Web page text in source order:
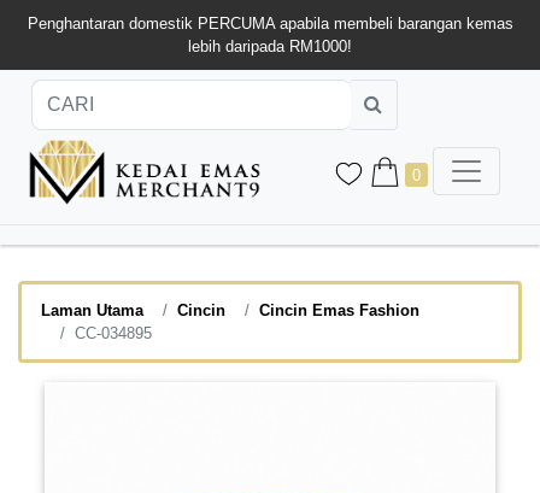
Penghantaran domestik PERCUMA apabila membeli barangan kemas
lebih daripada RM1000!
0
Laman Utama Cincin
Cincin Emas Fashion
CC-034895